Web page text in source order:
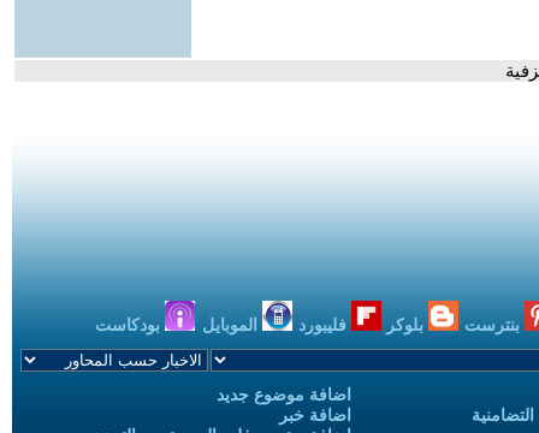
بنترست بلوكر فليبورد الموبايل بودكاست
اضافة موضوع جديد
اضافة خبر